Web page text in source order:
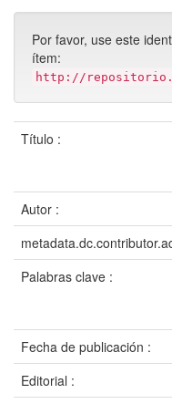
Por favor, use este
ítem:
http://
Título :
Autor :
Palabras clave :
Fecha de publicación :
Editorial :